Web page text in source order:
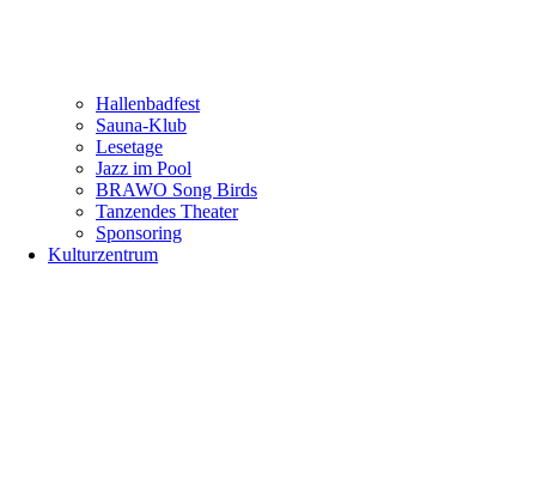
Hallenbadfest
Sauna-Klub
Lesetage
Jazz im Pool
BRAWO Song Birds
Tanzendes Theater
Sponsoring
Kulturzentrum